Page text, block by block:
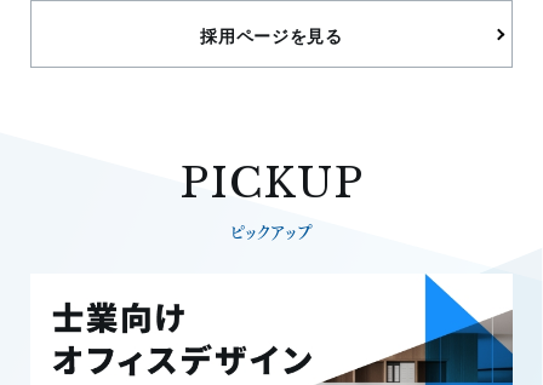
採用ページを見る
PICKUP
ピックアップ